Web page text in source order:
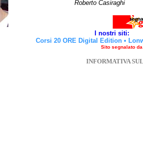
Roberto
I nostri siti:
Corsi 20 ORE Digital Edition •
Sito segnalato
INFORMATIVA